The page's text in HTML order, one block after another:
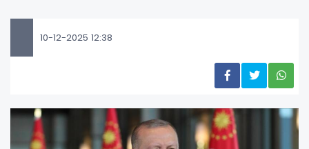
10-12-2025 12:38